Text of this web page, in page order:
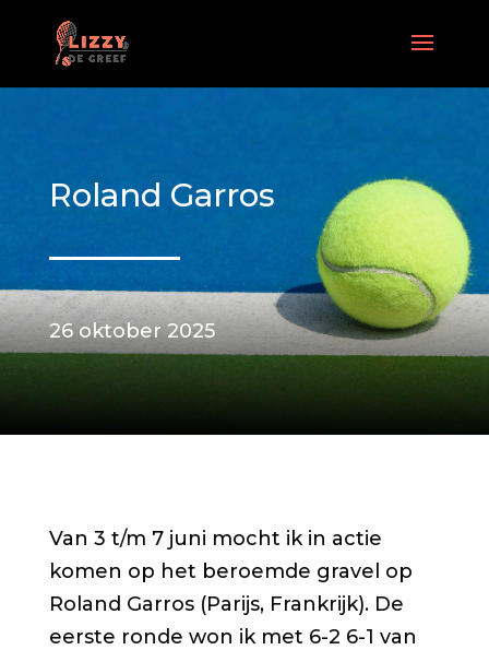
Roland Garros
26 oktober 2025
Van 3 t/m 7 juni mocht ik in actie
komen op het beroemde gravel op
Roland Garros (Parijs, Frankrijk). De
eerste ronde won ik met 6-2 6-1 van